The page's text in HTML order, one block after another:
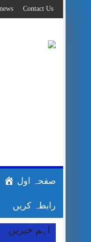
to
content
Contact Us
صفحہ اول
رابطہ کریں
اہم خبریں
وزیر اعظم